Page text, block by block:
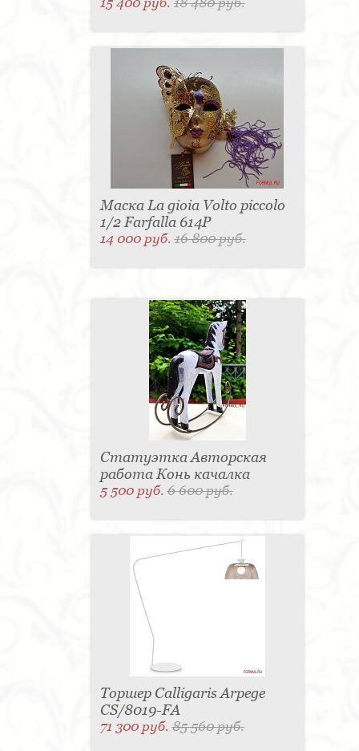
Маска La gioia Volto piccolo
1/2 Farfalla 614P
14 000 руб.16 800 руб.
Статуэтка Авторская
работа Конь качалка
5 500 руб.6 600 руб.
Торшер Calligaris Arpege
CS/8019-FA
71 300 руб.85 560 руб.